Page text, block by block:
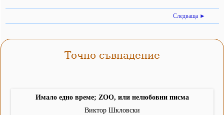
Следваща ►
Точно съвпадение
Имало едно време; ZOO, или нелюбовни писма
Виктор Шкловски